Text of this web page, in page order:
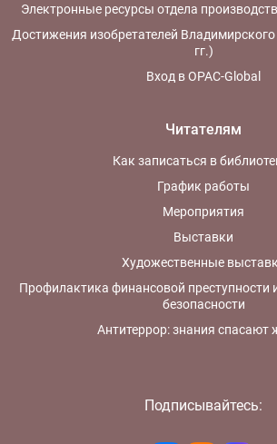
Электронные ресурсы отдела
Достижения изобретателей
гг.)
Вход в OPAC-Global
Читателям
Как записаться в
График работы
Мероприятия
Выставки
Художественные
Профилактика финансовой преступности
безопасности
Антитеррор: знания спасают
Подписывайтесь: